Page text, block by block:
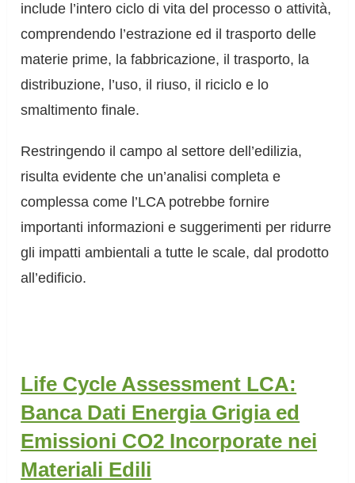
include l’intero ciclo di vita del processo o attività,
comprendendo l’estrazione ed il trasporto delle
materie prime, la fabbricazione, il trasporto, la
distribuzione, l’uso, il riuso, il riciclo e lo
smaltimento finale.
Restringendo il campo al settore dell’edilizia,
risulta evidente che un’analisi completa e
complessa come l’LCA potrebbe fornire
importanti informazioni e suggerimenti per ridurre
gli impatti ambientali a tutte le scale, dal prodotto
all’edificio.
Life Cycle Assessment LCA:
Banca Dati Energia Grigia ed
Emissioni CO2 Incorporate nei
Materiali Edili